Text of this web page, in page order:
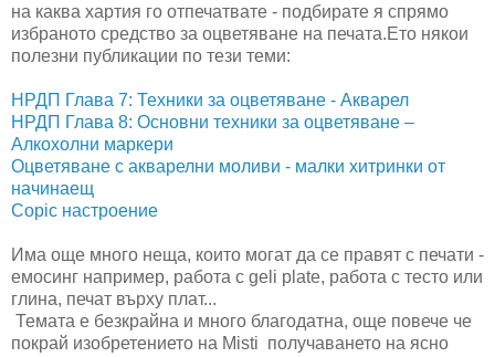
на каква хартия го отпечатвате - подбирате я спрямо
избраното средство за оцветяване на печата.Ето някои
полезни публикации по тези теми:
НРДП Глава 7: Техники за оцветяване - Акварел
НРДП Глава 8: Основни техники за оцветяване –
Алкохолни маркери
Оцветяване с акварелни моливи - малки хитринки от
начинаещ
Copic настроение
Има още много неща, които могат да се правят с печати -
емосинг например, работа с geli plate, работа с тесто или
глина, печат върху плат...
Темата е безкрайна и много благодатна, още повече че
покрай изобретението на Misti получаването на ясно